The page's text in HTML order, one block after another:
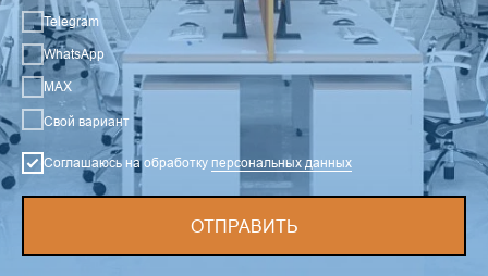
Telegram
WhatsApp
MAX
Свой вариант
Соглашаюсь на обработку персональных данных
ОТПРАВИТЬ